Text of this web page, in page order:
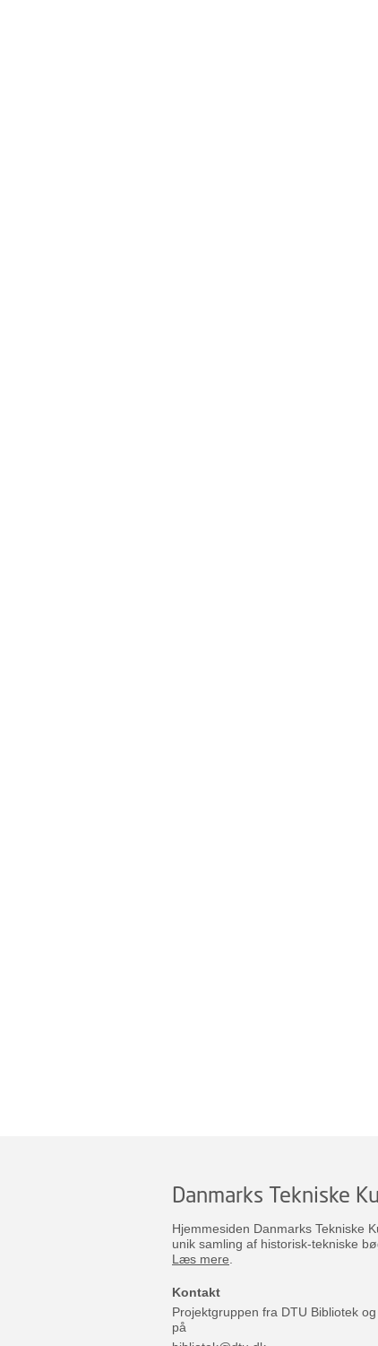
Danmarks Tekniske
Hjemmesiden Danmarks Tekniske
unik samling af historisk-tekniske
Læs mere
Kontakt
Projektgruppen fra DTU Bibliotek
på